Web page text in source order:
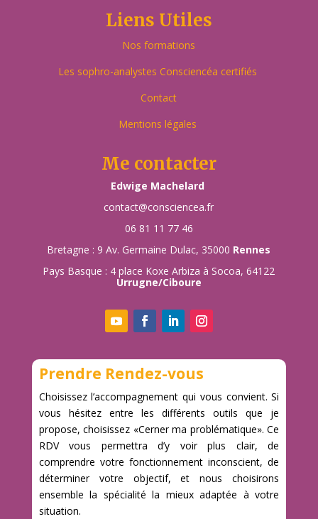
Liens Utiles
Nos formations
Les sophro-analystes Consciencéa certifiés
Contact
Mentions légales
Me contacter
Edwige Machelard
contact@consciencea.fr
06 81 11 77 46
Bretagne : 9 Av. Germaine Dulac, 35000 Rennes
Pays Basque : 4 place Koxe Arbiza à Socoa, 64122
Urrugne/Ciboure
Prendre Rendez-vous
Choisissez l’accompagnement qui vous convient. Si
vous hésitez entre les différents outils que je
propose, choisissez «Cerner ma problématique». Ce
RDV vous permettra d’y voir plus clair, de
comprendre votre fonctionnement inconscient, de
déterminer votre objectif, et nous choisirons
ensemble la spécialité la mieux adaptée à votre
situation.